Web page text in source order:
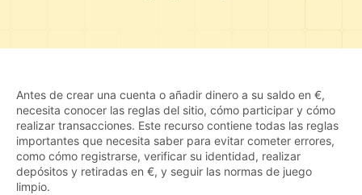
Antes de crear una cuenta o añadir dinero a su saldo en €,
necesita conocer las reglas del sitio, cómo participar y cómo
realizar transacciones. Este recurso contiene todas las reglas
importantes que necesita saber para evitar cometer errores,
como cómo registrarse, verificar su identidad, realizar
depósitos y retiradas en €, y seguir las normas de juego
limpio.